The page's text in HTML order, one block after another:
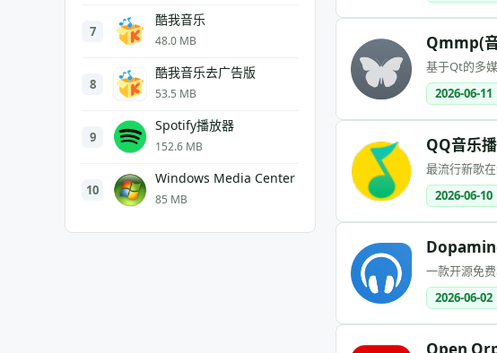
7
酷我音乐
48.0 MB
8
酷我音乐去广告版
53.5 MB
9
Spotify播放器
152.6 MB
10
Windows Media Center
85 MB
Qmmp(
基于Qt的多
2026-06-11
QQ音乐
最流行新歌
2026-06-10
一款开源免
2026-06-02